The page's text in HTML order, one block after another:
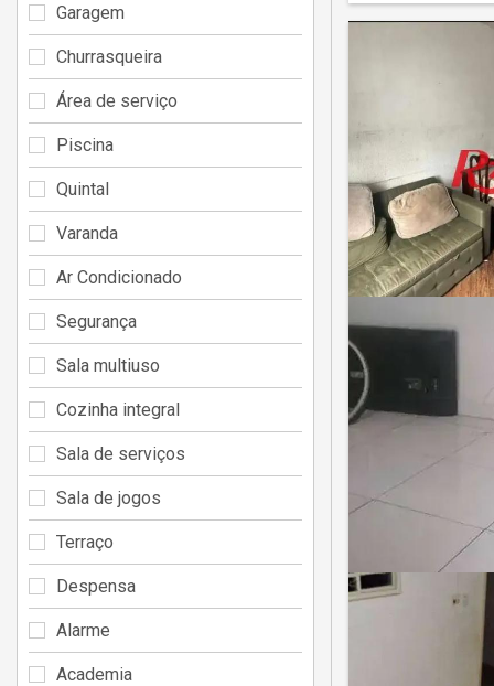
Garagem
Churrasqueira
Área de serviço
Piscina
Quintal
Varanda
Ar Condicionado
Segurança
Sala multiuso
Cozinha integral
Sala de serviços
Sala de jogos
Terraço
Despensa
Alarme
Academia